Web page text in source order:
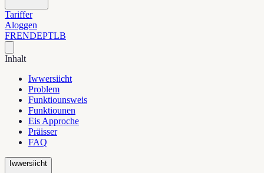
Tariffer
Aloggen
FRENDEPTLB
Inhalt
Iwwersiicht
Problem
Funktiounsweis
Funktiounen
Eis Approche
Präisser
FAQ
Iwwersiicht